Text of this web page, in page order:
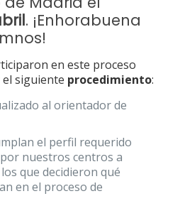
. ¡Enhorabuena
en este proceso
siguiente procedimiento:
al orientador de
el perfil requerido
nuestros centros a
que decidieron qué
en el proceso de